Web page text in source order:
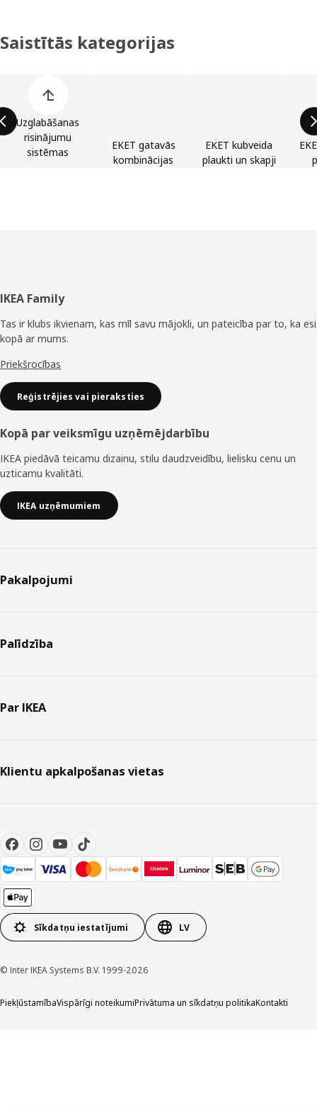
Saistītās kategorijas
Uzglabāšanas
risinājumu
sistēmas
EKET gatavās
kombinācijas
EKET kubveida
plaukti un skapji
Kājene
IKEA Family
Tas ir klubs ikvienam, kas mīl savu mājokli, un pateicība par to, ka esi
kopā ar mums.
Priekšrocības
Reģistrējies vai pieraksties
Kopā par veiksmīgu uzņēmējdarbību
IKEA piedāvā teicamu dizainu, stilu daudzveidību, lielisku cenu un
uzticamu kvalitāti.
IKEA uzņēmumiem
Pakalpojumi
Palīdzība
Par IKEA
Klientu apkalpošanas vietas
Sīkdatņu iestatījumi LV
© Inter IKEA Systems B.V. 1999-2026
PiekļūstamībaVispārīgi noteikumiPrivātuma un sīkdatņu politikaKontakti